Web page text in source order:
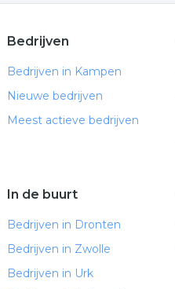
Bedrijven
Bedrijven in Kampen
Nieuwe bedrijven
Meest actieve bedrijven
In de buurt
Bedrijven in Dronten
Bedrijven in Zwolle
Bedrijven in Urk